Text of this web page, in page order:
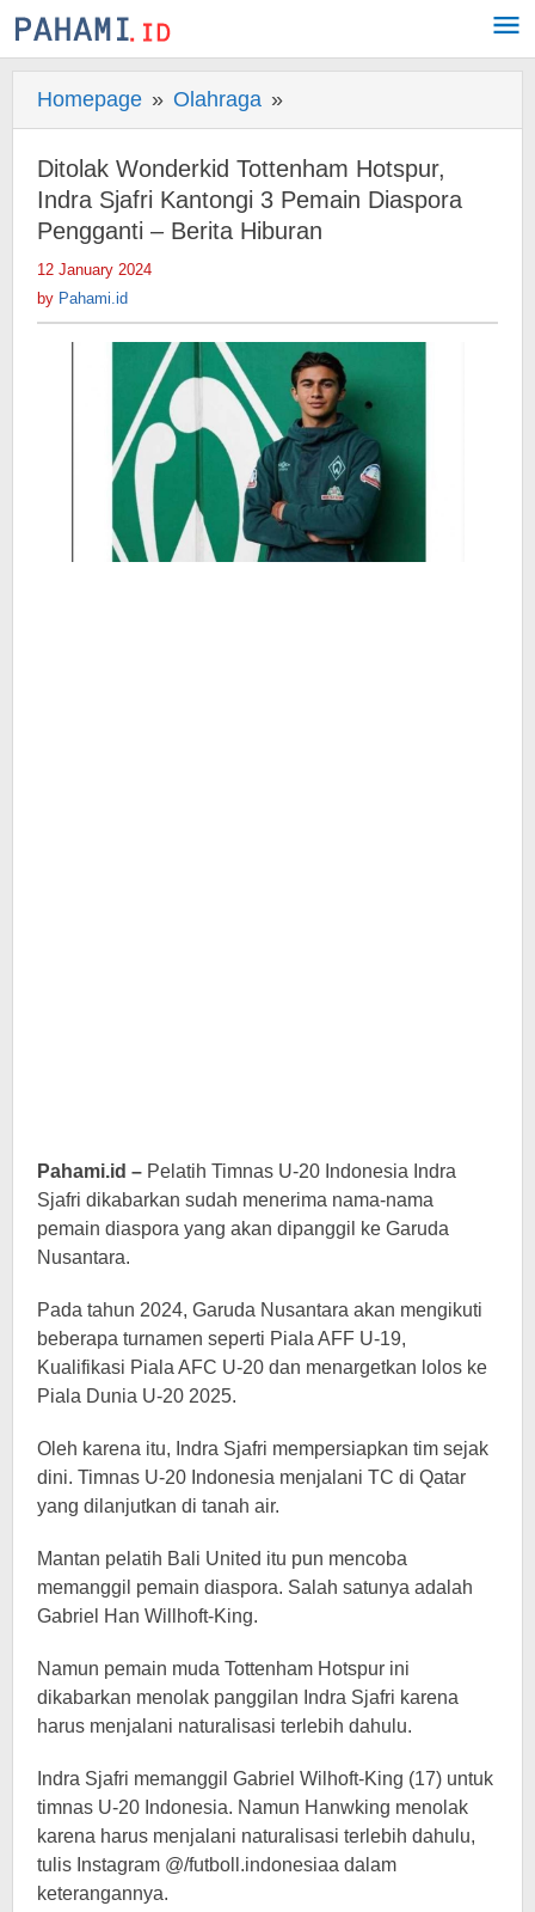
Skip
to
Homepage » Olahraga »
Wonderkid
Tottenham
Hotspur,
Indra
3
Pemain
Diaspora
Pengganti
-
Berita
Hiburan
Ditolak Wonderkid Tottenham Hotspur,
Indra Sjafri Kantongi 3 Pemain Diaspora
Pengganti – Berita Hiburan
12 January 2024
by Pahami.id
Pahami.id – Pelatih Timnas U-20 Indonesia Indra
Sjafri dikabarkan sudah menerima nama-nama
pemain diaspora yang akan dipanggil ke Garuda
Nusantara.
Pada tahun 2024, Garuda Nusantara akan mengikuti
beberapa turnamen seperti Piala AFF U-19,
Kualifikasi Piala AFC U-20 dan menargetkan lolos ke
Piala Dunia U-20 2025.
Oleh karena itu, Indra Sjafri mempersiapkan tim sejak
dini. Timnas U-20 Indonesia menjalani TC di Qatar
yang dilanjutkan di tanah air.
Mantan pelatih Bali United itu pun mencoba
memanggil pemain diaspora. Salah satunya adalah
Gabriel Han Willhoft-King.
Namun pemain muda Tottenham Hotspur ini
dikabarkan menolak panggilan Indra Sjafri karena
harus menjalani naturalisasi terlebih dahulu.
Indra Sjafri memanggil Gabriel Wilhoft-King (17) untuk
timnas U-20 Indonesia. Namun Hanwking menolak
karena harus menjalani naturalisasi terlebih dahulu,
tulis Instagram @/futboll.indonesiaa dalam
keterangannya.